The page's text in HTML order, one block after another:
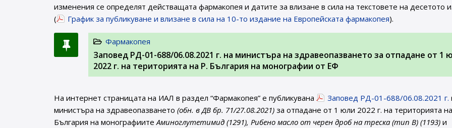
изменения се определят действащата фармакопея и датите за влизане в сила на текстовете на десетото
(
График за публикуване и влизане в сила на 10-то издание на Европейската фармакопея).
Фармакопея
Заповед РД-01-688/06.08.2021 г. на министъра на здравеопазването за отпадане от 1
2022 г. на територията на Р. България на монографии от ЕФ
На интернет страницата на ИАЛ в раздел “Фармакопея” е публикувана Заповед РД-01-688/06.08.2021 г.
министъра на здравеопазването (обн. в ДВ бр. 71/27.08.2021) за отпадане от 1 юли 2022 г. на територията
България на монографиитеАминоглутетимид (1291), Рибено масло от черен дроб на треска (тип В) (1193) и